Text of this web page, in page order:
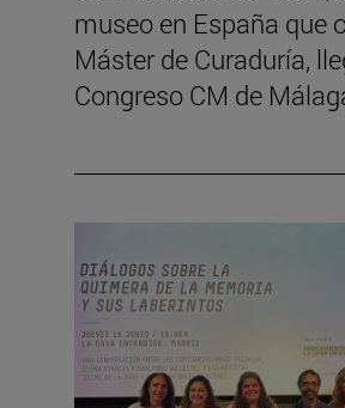
museo en España que
Máster de Curaduría,
Congreso CM de